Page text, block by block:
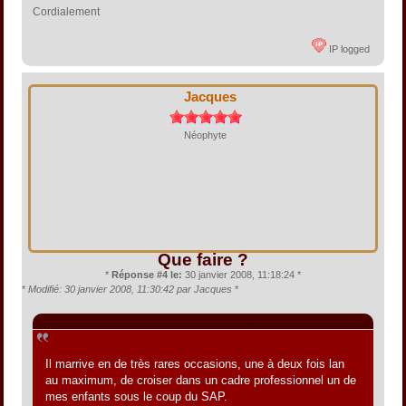
Cordialement
IP logged
Jacques
Néophyte
Que faire ?
* Réponse #4 le: 30 janvier 2008, 11:18:24 *
* Modifié: 30 janvier 2008, 11:30:42 par Jacques *
Il marrive en de très rares occasions, une à deux fois lan
au maximum, de croiser dans un cadre professionnel un de
mes enfants sous le coup du SAP.